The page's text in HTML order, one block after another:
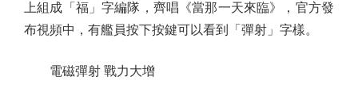
上組成「福」字編隊，齊唱《當那一天來臨》，官方發
布視頻中，有艦員按下按鍵可以看到「彈射」字樣。
電磁彈射 戰力大增